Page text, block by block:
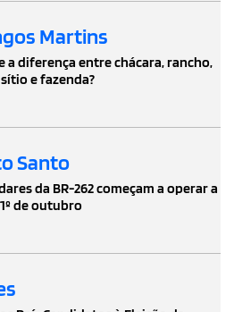
Martins
a diferença entre chácara, rancho,
e fazenda?
Santo
da BR-262 começam a operar a
de outubro